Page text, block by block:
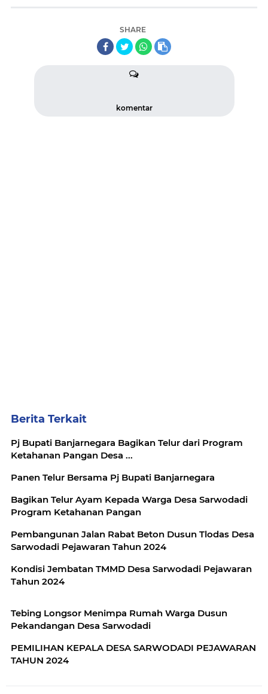
SHARE
komentar
Berita Terkait
Pj Bupati Banjarnegara Bagikan Telur dari Program
Ketahanan Pangan Desa ...
Panen Telur Bersama Pj Bupati Banjarnegara
Bagikan Telur Ayam Kepada Warga Desa Sarwodadi
Program Ketahanan Pangan
Pembangunan Jalan Rabat Beton Dusun Tlodas Desa
Sarwodadi Pejawaran Tahun 2024
Kondisi Jembatan TMMD Desa Sarwodadi Pejawaran
Tahun 2024
Tebing Longsor Menimpa Rumah Warga Dusun
Pekandangan Desa Sarwodadi
PEMILIHAN KEPALA DESA SARWODADI PEJAWARAN
TAHUN 2024